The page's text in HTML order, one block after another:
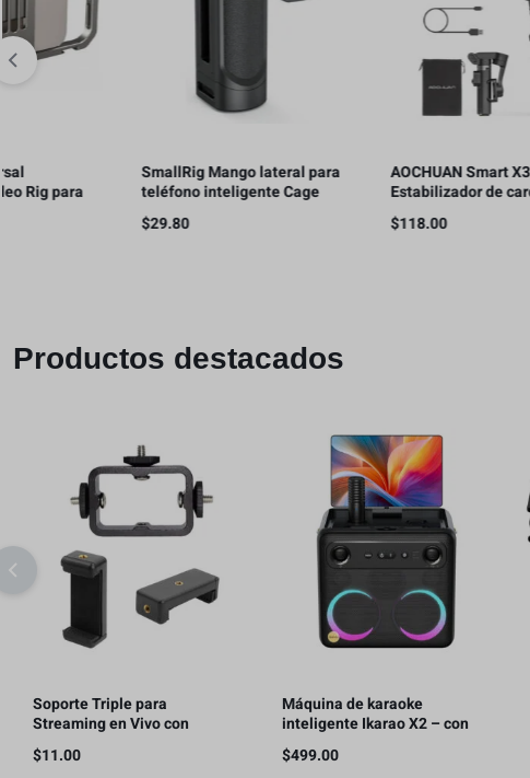
SmallRig Mango lateral para
teléfono inteligente Cage
Phone Video Rig Ligero con
1/4 hilos – 2772
AOCHUAN Smart X3 –
Estabilizador de cardán de
rotación de 360° , control
remoto magnético, trípode
Productos destacados
Soporte Triple para
Streaming en Vivo con
Teléfonos Móviles, con 2 clips
para teléfono
$11.00
Máquina de karaoke
inteligente Ikarao X2 – con
pantalla de letras, tableta de
karaoke de 32GB, 2
$499.00